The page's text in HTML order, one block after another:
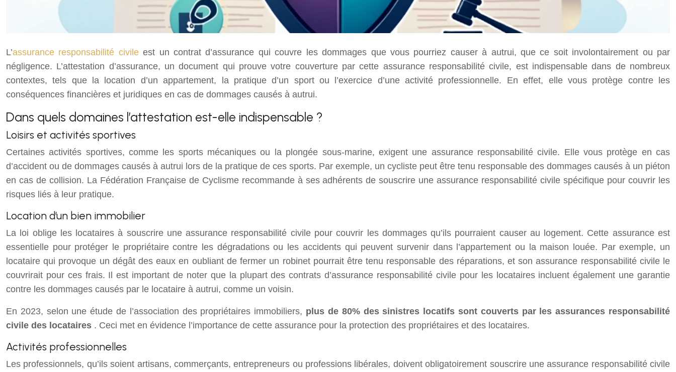
L’assurance responsabilité civileest un contrat d’assurance qui couvre les dommages que vous pourriez causer à autrui, que ce soit involontairement ou par
négligence. L’attestation d’assurance, un document qui prouve votre couverture par cette assurance responsabilité civile, est indispensable dans de nombreux
contextes, tels que la location d’un appartement, la pratique d’un sport ou l’exercice d’une activité professionnelle. En effet, elle vous protège contre les
conséquences financières et juridiques en cas de dommages causés à autrui.
Dans quels domaines l’attestation est-elle indispensable ?
Loisirs et activités sportives
Certaines activités sportives, comme les sports mécaniques ou la plongée sous-marine, exigent une assurance responsabilité civile. Elle vous protège en cas
d’accident ou de dommages causés à autrui lors de la pratique de ces sports. Par exemple, un cycliste peut être tenu responsable des dommages causés à un piéton
en cas de collision. La Fédération Française de Cyclisme recommande à ses adhérents de souscrire une assurance responsabilité civile spécifique pour couvrir les
risques liés à leur pratique.
Location d’un bien immobilier
La loi oblige les locataires à souscrire une assurance responsabilité civile pour couvrir les dommages qu’ils pourraient causer au logement. Cette assurance est
essentielle pour protéger le propriétaire contre les dégradations ou les accidents qui peuvent survenir dans l’appartement ou la maison louée. Par exemple, un
locataire qui provoque un dégât des eaux en oubliant de fermer un robinet pourrait être tenu responsable des réparations, et son assurance responsabilité civile le
couvrirait pour ces frais. Il est important de noter que la plupart des contrats d’assurance responsabilité civile pour les locataires incluent également une garantie
contre les dommages causés par le locataire à autrui, comme un voisin.
En 2023, selon une étude de l’association des propriétaires immobiliers, plus de 80% des sinistres locatifs sont couverts par les assurances responsabilité
civile des locataires . Ceci met en évidence l’importance de cette assurance pour la protection des propriétaires et des locataires.
Activités professionnelles
Les professionnels, qu’ils soient artisans, commerçants, entrepreneurs ou professions libérales, doivent obligatoirement souscrire une assurance responsabilité civile